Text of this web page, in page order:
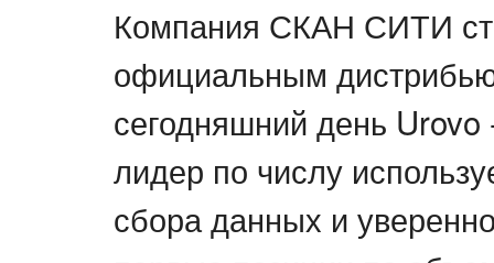
Компания СКАН СИТИ
официальным
сегодняшний день
лидер по числу
сбора данных и